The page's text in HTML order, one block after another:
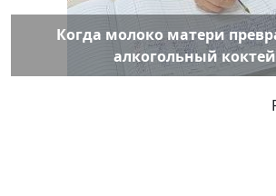
Когда молоко матери
алкогольный